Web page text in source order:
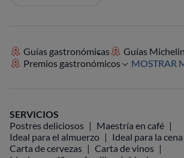
Guías gastronómicas
Guías Michelin
Premios gastronómicos
MOSTRAR
SERVICIOS
Postres deliciosos
Maestría en café
Ideal para el almuerzo
Ideal para la cena
Carta de cervezas
Carta de vinos